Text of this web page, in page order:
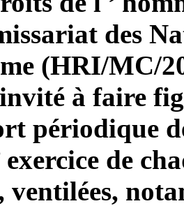
des
(HRI/MC/
à faire
périodique
exercice de
ventilées,